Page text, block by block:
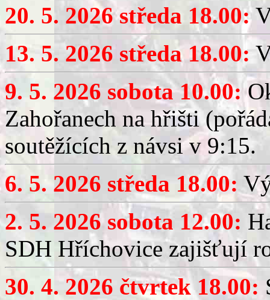
20. 5. 2026 středa 18.00:
13. 5. 2026 středa 18.00:
9. 5. 2026 sobota 10.00:
Zahořanech na hřišti
soutěžících z návsi v 9:15.
6. 5. 2026 středa 18.00:
2. 5. 2026 sobota 12.00:
SDH Hříchovice zajišťují
30. 4. 2026 čtvrtek 18.00: